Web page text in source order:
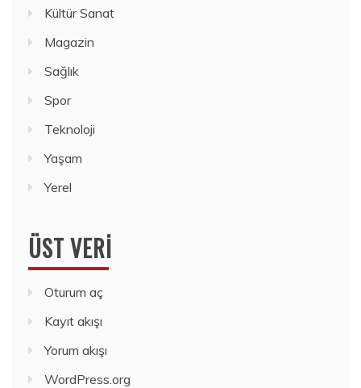
Kültür Sanat
Magazin
Sağlık
Spor
Teknoloji
Yaşam
Yerel
ÜST VERI
Oturum aç
Kayıt akışı
Yorum akışı
WordPress.org